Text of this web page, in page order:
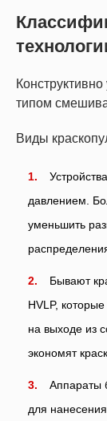
типом
Виды
давлением.
уменьшить
Бывают
HVLP,
на выходе из
экономят
Аппараты
для